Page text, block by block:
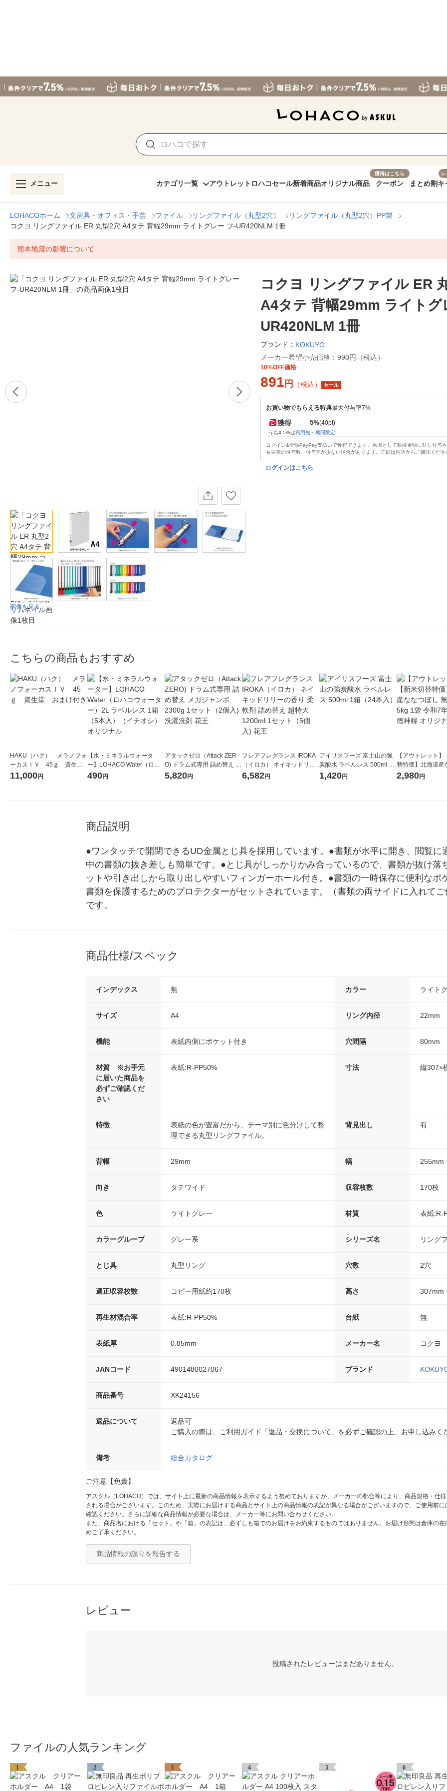
メニュー カテゴリ一覧 アウトレット ロハコセール新着商品オリジナル商品
獲得はこちら
クーポン まとめ割キ
LOHACOホーム 文房具・オフィス・手芸 ファイル リングファイル（丸型2穴）
リングファイル（丸型2穴）PP製
コクヨ リングファイル ER 丸型2穴 A4タテ 背幅29mm ライトグレー フ-UR420NLM 1冊
熊本地震の影響について
画像を見る
コクヨ リングファイル ER
A4タテ 背幅29mm ライトグ
UR420NLM 1冊
ブランド： KOKUYO
メーカー希望小売価格： 990円（税込）
10%OFF価格
891 円 （税込） セール
お買い物でもらえる特典最大付与率7%
獲得 5%(40pt)
うち4.5%は利用先・期間限定
ログイン&全額PayPay支払いで獲得できます。原則として税抜金額に対し付与
も実際の付与数、付与率が少ない場合があります。詳細は内訳からご確認くださ
ログインはこちら
こちらの商品もおすすめ
HAKU（ハク） メラノフォ
ーカスＩＶ 45ｇ 資生
堂 おまけ付き
11,000円
【水・ミネラルウォータ
ー】LOHACO Water（ロハ
コウォーター）2L ラベルレ
490円
アタックゼロ（Attack ZER
O) ドラム式専用 詰め替え メ
ガジャンボ 2300g 1セット
（2個入) 洗濯洗剤 花王
5,820円
フレアフレグランス IROKA
（イロカ） ネイキッドリリ
ーの香り 柔軟剤 詰め替え 超
特大 1200ml 1セット（5個
6,582円
アイリスフーズ 富士山の強
炭酸水 ラベルレス 500ml 1
箱（24本入）
1,420円
【アウトレット】
替特価】北海道産
し 無洗米 5kg 1袋
米 木徳神糧 オリジ
2,980円
商品説明
●ワンタッチで開閉できるUD金属とじ具を採用しています。●書類が水平に開き、閲覧に
中の書類の抜き差しも簡単です。●とじ具がしっかりかみ合っているので、書類が抜け落
ットや引き出しから取り出しやすいフィンガーホール付き。●書類の一時保存に便利なポ
書類を保護するためのプロテクターがセットされています。（書類の両サイドに入れて
です。
商品仕様/スペック
インデックス 無 カラー ライト
サイズ A4 リング内径 22mm
機能 表紙内側にポケット付き 穴間隔 80mm
材質 ※お手元
に届いた商品を
必ずご確認くだ
さい
表紙:R-PP50% 寸法 縦307×
特徴
表紙の色が豊富だから、テーマ別に色分けして整
理できる丸型リングファイル。
背見出し 有
背幅 29mm 幅 255mm
向き タテワイド 収容枚数 170枚
色 ライトグレー 材質 表紙:R-
カラーグループ グレー系 シリーズ名 リング
とじ具 丸型リング 穴数 2穴
適正収容枚数 コピー用紙約170枚 高さ 307mm
再生材混合率 表紙:R-PP50% 台紙 無
表紙厚 0.85mm メーカー名 コクヨ
JANコード 4901480027067 ブランド
商品番号 XK24156
返品について
返品可
ご購入の際は、ご利用ガイド「返品・交換について」を必ずご確認の上、お申し込みく
備考 総合カタログ
ご注意【免責】
アスクル（LOHACO）では、サイト上に最新の商品情報を表示するよう努めておりますが、メーカーの都合等により、商品規格・仕
される場合がございます。このため、実際にお届けする商品とサイト上の商品情報の表記が異なる場合がございますので、ご使用前
確認ください。さらに詳細な商品情報が必要な場合は、メーカー等にお問い合わせください。
また、商品名における「セット」や「箱」の表記は、必ずしも箱でのお届けをお約束するものではありません。お届け形態は倉庫の
めご了承ください。
商品情報の誤りを報告する
レビュー
投稿されたレビューはまだありません。
ファイルの人気ランキング
1 2 3 4 5 6